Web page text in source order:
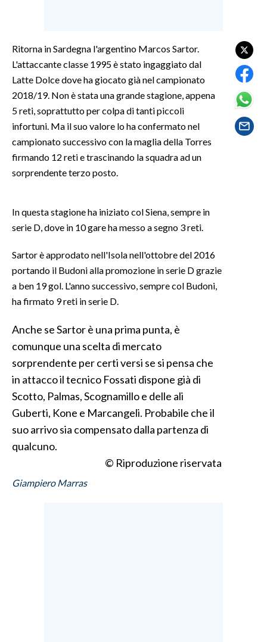
CULTURA
SPETTACOLI
SALUTE
SARDEGNA TURISMO
NOTIZIE
#CARAUNIONE
3 MINUTI CON
INSULARITÀ
INFO AZIENDE
ABBONATI
ANNUNCI
NECROLOGI
PUBBLICITÀ
SPIAGGE
Ritorna in Sardegna l'argentino Marcos Sartor.
L'attaccante classe 1995 è stato ingaggiato dal
Latte Dolce dove ha giocato già nel campionato
2018/19. Non è stata una grande stagione, appena
5 reti, soprattutto per colpa di tanti piccoli
infortuni. Ma il suo valore lo ha confermato nel
campionato successivo con la maglia della Torres
firmando 12 reti e trascinando la squadra ad un
sorprendente terzo posto.
In questa stagione ha iniziato col Siena, sempre in
serie D, dove in 10 gare ha messo a segno 3 reti.
Sartor è approdato nell'Isola nell'ottobre del 2016
portando il Budoni alla promozione in serie D grazie
a ben 19 gol. L'anno successivo, sempre col Budoni,
ha firmato 9 reti in serie D.
Anche se Sartor è una prima punta, è
comunque una scelta di mercato
sorprendente per certi versi se si pensa che
in attacco il tecnico Fossati dispone già di
Scotto, Palmas, Scognamillo e delle ali
Guberti, Kone e Marcangeli. Probabile che il
suo arrivo sia compensato dalla partenza di
qualcuno.
© Riproduzione riservata
Giampiero Marras